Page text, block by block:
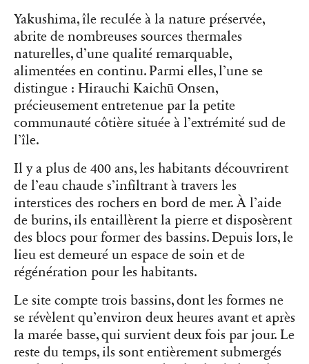
Yakushima, île reculée à la nature préservée,
abrite de nombreuses sources thermales
naturelles, d’une qualité remarquable,
alimentées en continu. Parmi elles, l’une se
distingue : Hirauchi Kaichū Onsen,
précieusement entretenue par la petite
communauté côtière située à l’extrémité sud de
l’île.
Il y a plus de 400 ans, les habitants découvrirent
de l’eau chaude s’infiltrant à travers les
interstices des rochers en bord de mer. À l’aide
de burins, ils entaillèrent la pierre et disposèrent
des blocs pour former des bassins. Depuis lors, le
lieu est demeuré un espace de soin et de
régénération pour les habitants.
Le site compte trois bassins, dont les formes ne
se révèlent qu’environ deux heures avant et après
la marée basse, qui survient deux fois par jour. Le
reste du temps, ils sont entièrement submergés